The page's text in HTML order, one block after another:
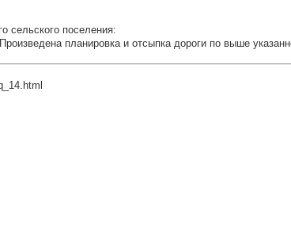
сельского поселения:
планировка и отсыпка дороги по выше